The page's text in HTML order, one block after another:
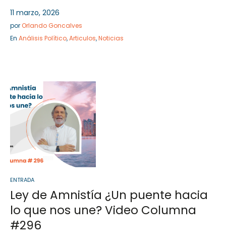
11 marzo, 2026
por Orlando Goncalves
En Análisis Político,Articulos,Noticias
ENTRADA
Ley de Amnistía ¿Un puente hacia
lo que nos une? Video Columna
#296